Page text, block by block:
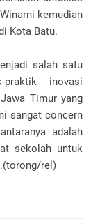
kemudian
Kota Batu.
salah satu
inovasi
Timur yang
sangat concern
adalah
sekolah untuk
rel)